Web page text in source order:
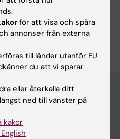
för att visa och spåra
annonser från externa
till länder utanför EU.
du att vi sparar
eller återkalla ditt
ned till vänster på
kakor